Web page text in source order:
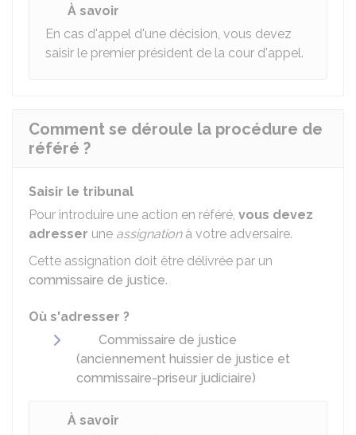
À savoir
En cas d'appel d'une décision, vous devez
saisir le premier président de la cour d'appel.
Comment se déroule la procédure de
référé ?
Saisir le tribunal
Pour introduire une action en référé, vous devez
adresser une assignationà votre adversaire.
Cette assignation doit être délivrée par un
commissaire de justice.
Où s'adresser ?
Commissaire de justice
(anciennement huissier de justice et
commissaire-priseur judiciaire)
À savoir